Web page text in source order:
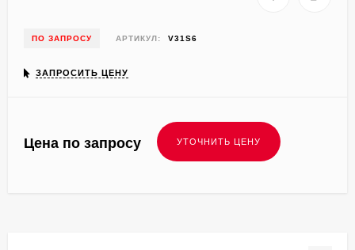
ПО ЗАПРОСУ АРТИКУЛ: V31S6
ЗАПРОСИТЬ ЦЕНУ
Цена по запросу